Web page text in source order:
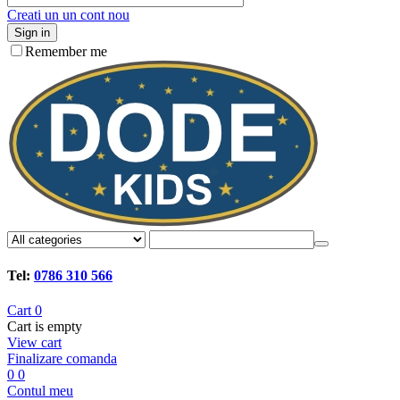
Creati un un cont nou
Sign in
Remember me
Tel: 0786 310 566
Cart 0
Cart is empty
View cart
Finalizare comanda
0 0
Contul meu